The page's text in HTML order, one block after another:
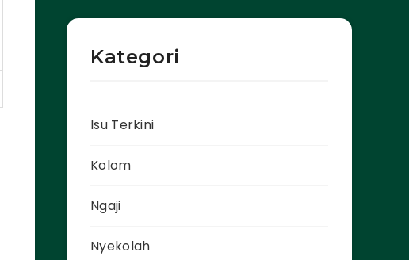
Kategori
Isu Terkini
Kolom
Ngaji
Nyekolah